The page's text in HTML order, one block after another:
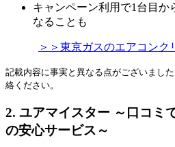
キャンペーン利用で1台目か
なることも
＞＞東京ガスのエアコン
記載内容に事実と異なる点がございました
絡ください。
2. ユアマイスター ～口コミ
の安心サービス～